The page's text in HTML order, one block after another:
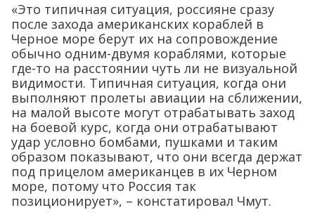
«Это типичная ситуация, россияне сразу
после захода американских кораблей в
Черное море берут их на сопровождение
обычно одним-двумя кораблями, которые
где-то на расстоянии чуть ли не визуальной
видимости. Типичная ситуация, когда они
выполняют пролеты авиации на сближении,
на малой высоте могут отрабатывать заход
на боевой курс, когда они отрабатывают
удар условно бомбами, пушками и таким
образом показывают, что они всегда держат
под прицелом американцев в их Черном
море, потому что Россия так
позиционирует», – констатировал Чмут.